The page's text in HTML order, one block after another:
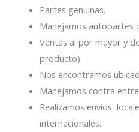
Partes genuinas.
Manejamos autopartes
Ventas al por mayor y
producto).
Nos encontramos
Manejamos contra
Realizamos envíos
internacionales.